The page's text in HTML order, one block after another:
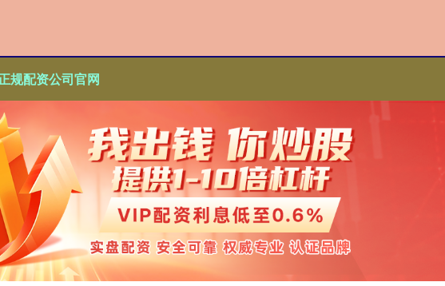
规配资公司官网